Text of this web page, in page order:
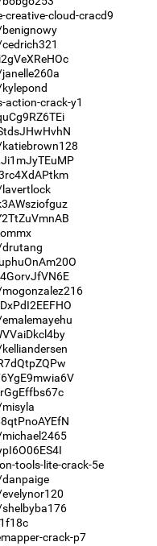
cloud-cracd9
crack-y1
tools-lite-crack-5e
crack-p7